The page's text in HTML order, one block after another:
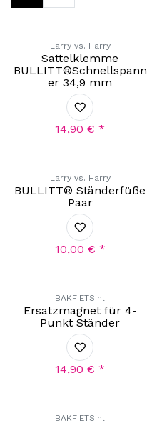
Larry vs. Harry
Sattelklemme
BULLITT®Schnellspann
er 34,9 mm
14,90 € *
Larry vs. Harry
BULLITT® Ständerfüße
Paar
10,00 € *
BAKFIETS.nl
Ersatzmagnet für 4-
Punkt Ständer
14,90 € *
BAKFIETS.nl